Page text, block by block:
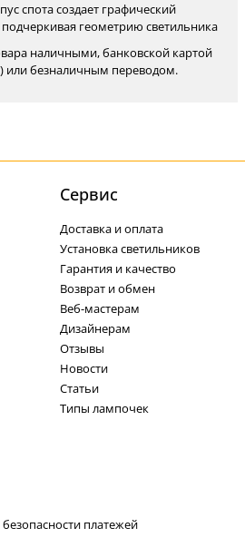
спота создает графический
геометрию светильника
наличными, банковской картой
или безналичным переводом.
Cервис
Доставка и оплата
Установка светильников
Гарантия и качество
Возврат и обмен
Веб-мастерам
Дизайнерам
Отзывы
Новости
Статьи
Типы лампочек
платежей